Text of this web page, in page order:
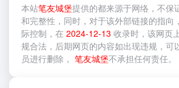
本站笔友城堡提供的都来源于网络，不保
和完整性，同时，对于该外部链接的指向
际控制，在 2024-12-13 收录时，该网页
规合法，后期网页的内容如出现违规，可
员进行删除， 笔友城堡不承担任何责任。